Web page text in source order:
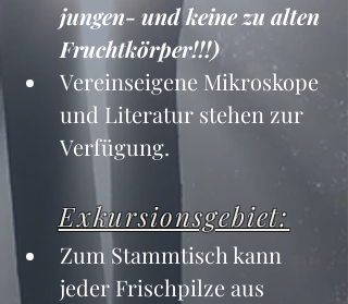
jungen- und keine zu alten
Fruchtkörper!!!)
Vereinseigene Mikroskope
und Literatur stehen zur
Verfügung.
Exkursionsgebiet:
Zum Stammtisch kann
jeder Frischpilze aus